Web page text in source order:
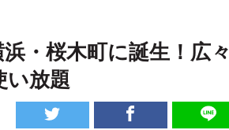
・桜木町に誕生！広々
い放題